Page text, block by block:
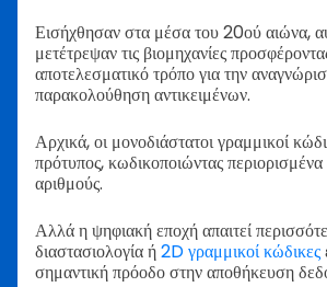
Εισήχθησαν στα μέσα του 20ού αιώνα,
μετέτρεψαν τις βιομηχανίες
αποτελεσματικό τρόπο για την
παρακολούθηση αντικειμένων.
Αρχικά, οι μονοδιάστατοι γραμμικοί
πρότυπος, κωδικοποιώντας
αριθμούς.
Αλλά η ψηφιακή εποχή απαιτεί
διαστασιολογία ή2D γραμμικοί κώδικες
σημαντική πρόοδο στην αποθήκευση